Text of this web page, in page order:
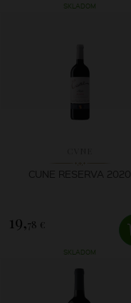
SKLADOM
CUNE RESERVA 2020
19,78 €
SKLADOM